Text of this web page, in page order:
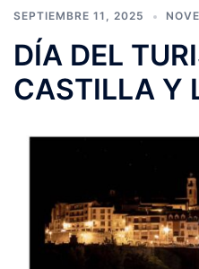
SEPTIEMBRE 11, 2025
DÍA DEL
CASTILLA Y